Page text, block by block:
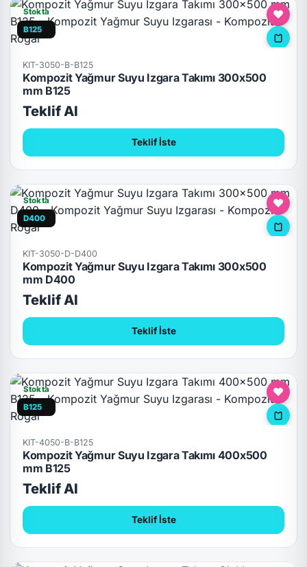
Stokta
B125
KIT-3050-B-B125
Kompozit Yağmur Suyu Izgara Takımı 300x500
mm B125
Teklif Al
Teklif İste
Stokta
D400
KIT-3050-D-D400
Kompozit Yağmur Suyu Izgara Takımı 300x500
mm D400
Teklif Al
Teklif İste
Stokta
B125
KIT-4050-B-B125
Kompozit Yağmur Suyu Izgara Takımı 400x500
mm B125
Teklif Al
Teklif İste